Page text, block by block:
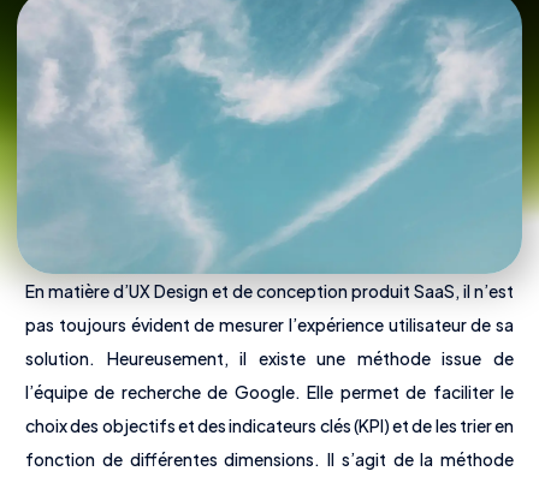
En matière d’UX Design et de conception produit SaaS, il n’est
pas toujours évident de mesurer l’expérience utilisateur de sa
solution. Heureusement, il existe une méthode issue de
l’équipe de recherche de Google. Elle permet de faciliter le
choix des objectifs et des indicateurs clés (KPI) et de les trier en
fonction de différentes dimensions. Il s’agit de la méthode